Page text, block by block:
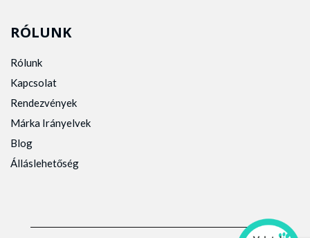
RÓLUNK
Rólunk
Kapcsolat
Rendezvények
Márka Irányelvek
Blog
Álláslehetőség